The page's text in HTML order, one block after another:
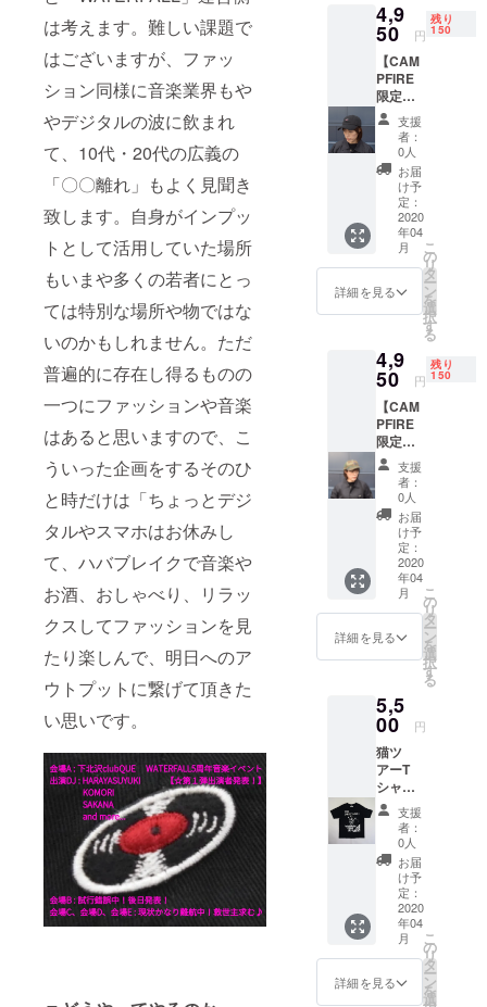
は考えます。難しい課題で
はございますが、ファッ
ション同様に音楽業界もや
やデジタルの波に飲まれ
て、10代・20代の広義の
「〇〇離れ」もよく見聞き
致します。自身がインプッ
トとして活用していた場所
もいまや多くの若者にとっ
ては特別な場所や物ではな
いのかもしれません。ただ
普遍的に存在し得るものの
一つにファッションや音楽
はあると思いますので、こ
ういった企画をするそのひ
と時だけは「ちょっとデジ
タルやスマホはお休みし
て、ハバブレイクで音楽や
お酒、おしゃべり、リラッ
クスしてファッションを見
たり楽しんで、明日へのア
ウトプットに繋げて頂きた
い思いです。
ル含
め）だ
けとな
る場合
もござ
いま
す。ご
了承く
ださ
い。
あると
思うの
でトー
タル3個
（予備2
個）考
えてご
提供し
ます♪
ちろん
スカ、
ロック
ステ
ディ、
ヒップ
ホッ
プ、ダ
ブ好き
な方ま
で夏
フェス
やクラ
ブか
ら、普
ブバッ
グとし
す。バ
ンドマ
ンの方
はギ
ターや
ベー
ス、ド
ラムの
エフェ
ク
ター、
シール
ド、ス
ティッ
はヘッ
ドホン
を入れ
る用で
もお使
い頂け
ます。
女性の
方は化
粧ポー
チや手
帳も入
れて頂
けるの
で小旅
行や買
い物時
ススメ
カー
「MIKA
とのコ
ラボ商
品。
「WATE
RFALL
」完全
限定商
品。生
産数量
限定
品。オ
レンジ
色のプ
リント
す。 ラ
イブハ
ウスや
クラブ
から、
普段の
サブ
バッグ
として
まで使
えま
す。バ
ンドマ
ンの方
はギ
ベー
ス、ド
ク
ター、
シール
ド、ス
ティッ
クを、
DJの方
はヘッ
ドホン
やレ
コード
を入れ
る用で
もお使
女性の
れる
WATER
FALL5
周年イ
ベント
「WATE
RFALL
present
s 5th
year
anniver
sary
MUSIC
event」
にご招
待（1箇
所1名様
受付に
て招待
持参頂
けれ
ば、ご
入場頂
けま
す！ 更
に、当
日ご出
演して
頂いた
アー
ティス
トさん
と交流
ミート&
グリー
ト参加
けま
す！当
日、
アー
ティス
トさん
と音楽
の話や
世間話
などで
盛り上
がって
い！ 確
実に
4,9
50 円
残り
150
【CAM
PFIRE
限定盤
面カ
ラーDJ
キャッ
プ】メ
ンズ・
ディー
ス対応
のユニ
セック
ス商
品。受
ます。
※ご支援
の数量
によっ
て盤面
の色が
「今回
の限定
色」に
する可
能性が
ありま
す。多
くの方
にリ
ターン
選択頂
現在、
売って
は写真
の赤色
ですが
CAMPF
IRE限定
色に変
える予
定で
す。な
のでか
なりレ
アにな
りま
す。数
支援
者：
0人
お届
け予
定：
2020
年04
月
詳細を見る
こ
の
リ
タ
ー
ン
を
選
択
す
る
4,9
50 円
残り
150
【CAM
PFIRE
限定盤
面カ
ラーDJ
キャッ
プ】メ
ンズ・
ディー
ス対応
のユニ
セック
ス商
品。受
ます。
※ご支援
の数量
によっ
て盤面
の色が
「今回
の限定
色」に
する可
能性が
ありま
す。多
くの方
にリ
ターン
選択頂
支援
者：
0人
お届
け予
定：
2020
年04
月
詳細を見る
こ
の
リ
タ
ー
ン
を
選
択
す
る
5,5
00 円
猫ツ
アーT
シャツ
「猫バ
ンド」
（レ
コード
ワッペ
ン）
ブラッ
ク S /
M / Lサ
イズ
WATER
FALLオ
支援
者：
0人
お届
け予
定：
2020
年04
月
詳細を見る
こ
の
リ
タ
ー
ン
を
選